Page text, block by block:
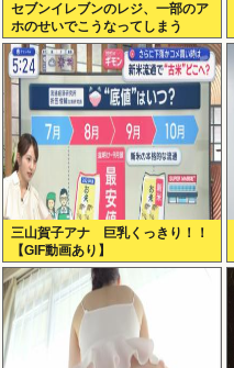
セブンイレブンのレジ、一部のア
ホのせいでこうなってしまう
三山賀子アナ 巨乳くっきり！！
【GIF動画あり】